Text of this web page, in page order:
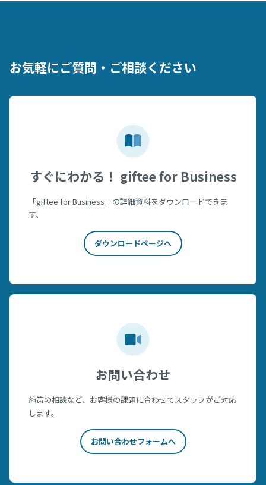
お気軽にご質問・ご相談ください
すぐにわかる！ giftee for Business
「giftee for Business」の詳細資料をダウンロードできま
す。
ダウンロードページへ
お問い合わせ
施策の相談など、お客様の課題に合わせてスタッフがご対応
します。
お問い合わせフォームへ